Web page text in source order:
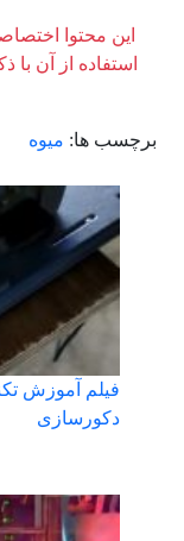
این محتوا
استفاده از آن با
برچسب ها: میوه
فیلم آموزش
دکورسازی